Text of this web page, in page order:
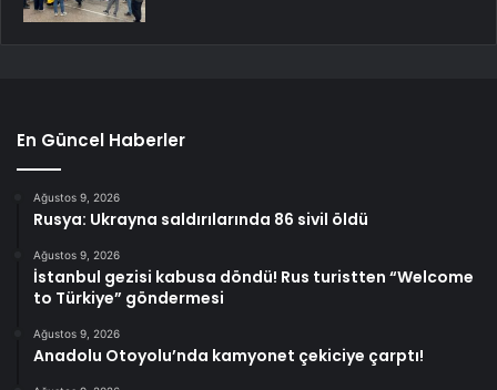
En Güncel Haberler
Ağustos 9, 2026
Rusya: Ukrayna saldırılarında 86 sivil öldü
Ağustos 9, 2026
İstanbul gezisi kabusa döndü! Rus turistten “Welcome
to Türkiye” göndermesi
Ağustos 9, 2026
Anadolu Otoyolu’nda kamyonet çekiciye çarptı!